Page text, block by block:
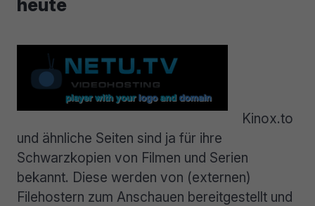
heute
Kinox.to
und ähnliche Seiten sind ja für ihre
Schwarzkopien von Filmen und Serien
bekannt. Diese werden von (externen)
Filehostern zum Anschauen bereitgestellt und